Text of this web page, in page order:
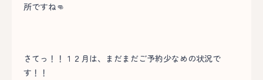
所ですね👊
さてっ！！１２月は、まだまだご予約少なめの状況で
す！！